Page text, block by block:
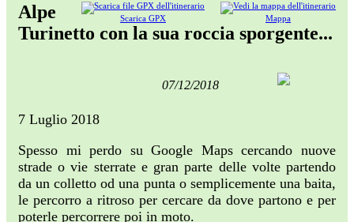
Mappa
Scarica GPX
Alpe
Turinetto con la sua roccia sporgente...
07/12/2018
7 Luglio 2018
Spesso mi perdo su Google Maps cercando nuove
strade o vie sterrate e gran parte delle volte partendo
da un colletto od una punta o semplicemente una baita,
le percorro a ritroso per cercare da dove partono e per
poterle percorrere poi in moto.